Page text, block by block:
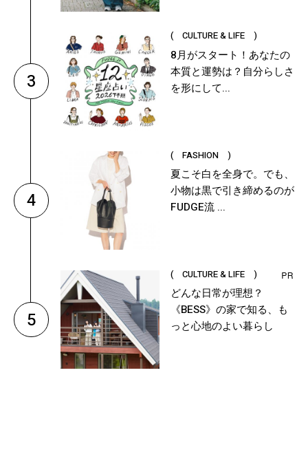
3
( CULTURE & LIFE )
8月がスタート！あなたの
本質と運勢は？自分らしさ
を形にして...
4
( FASHION )
夏こそ白を全身で。でも、
小物は黒で引き締めるのが
FUDGE流 ...
5
( CULTURE & LIFE )
どんな日常が理想？
《BESS》の家で知る、も
っと心地のよい暮らし